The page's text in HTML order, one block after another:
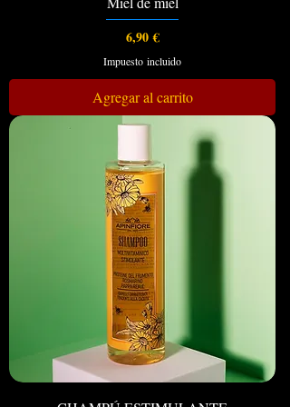
Precio
6,90 €
Impuesto incluido
Agregar al carrito